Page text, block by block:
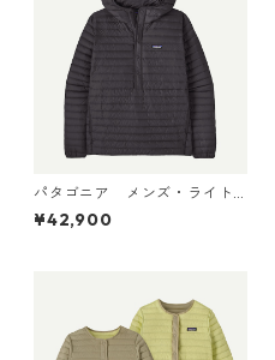
パタゴニア メンズ・ライト
ウェイト・ダウン・セータ
ー・プルオーバー Black 319
¥42,900